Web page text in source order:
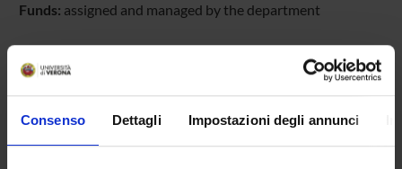
Consenso Dettagli Impostazioni degli annunci
Funds: assigned and managed by the department
Francesco Vecchiato